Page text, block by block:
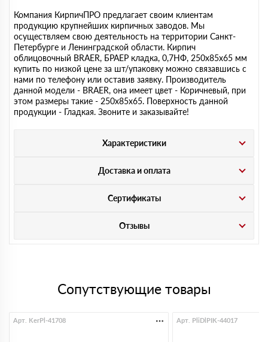
Компания КирпичПРО предлагает своим клиентам
продукцию крупнейших кирпичных заводов. Мы
осуществляем свою деятельность на территории Санкт-
Петербурге и Ленинградской области. Кирпич
облицовочный BRAER, БРАЕР кладка, 0,7НФ, 250х85х65 мм
купить по низкой цене за шт/упаковку можно связавшись с
нами по телефону или оставив заявку. Производитель
данной модели - BRAER, она имеет цвет - Коричневый, при
этом размеры такие - 250х85х65. Поверхность данной
продукции - Гладкая. Звоните и заказывайте!
Характеристики
Доставка и оплата
Сертификаты
Отзывы
Сопутствующие товары
Арт. KerPl-41708 Арт. PliDlPIK-44017